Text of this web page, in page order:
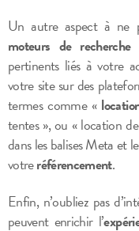
Un autre aspect à ne
moteurs de
pertinents liés à votre
votre site sur des
termes comme «
tentes », ou « location
dans les balises Meta et
votreréférencement.
Enfin, n’oubliez pas
peuvent enrichir l’